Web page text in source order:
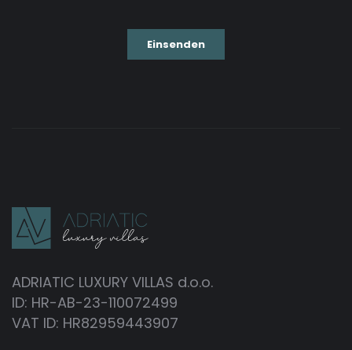
ADRIATIC LUXURY VILLAS d.o.o.
ID: HR-AB-23-110072499
VAT ID: HR82959443907